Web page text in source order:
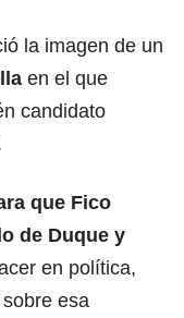
la imagen de un
en el que
candidato
que Fico
de Duque y
en política,
esa